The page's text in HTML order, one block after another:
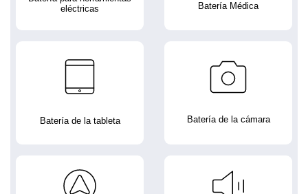
eléctricas
Batería Médica
Batería de la tableta Batería de la cámara